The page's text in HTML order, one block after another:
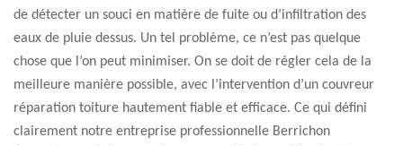
de détecter un souci en matière de fuite ou d’infiltration des
eaux de pluie dessus. Un tel problème, ce n’est pas quelque
chose que l’on peut minimiser. On se doit de régler cela de la
meilleure manière possible, avec l’intervention d’un couvreur
réparation toiture hautement fiable et efficace. Ce qui défini
clairement notre entreprise professionnelle Berrichon